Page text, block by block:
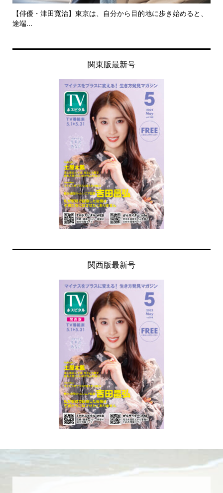
【俳優・津田寛治】東京は、自分から目的地に歩き始めると、
途端...
関東版最新号
関西版最新号